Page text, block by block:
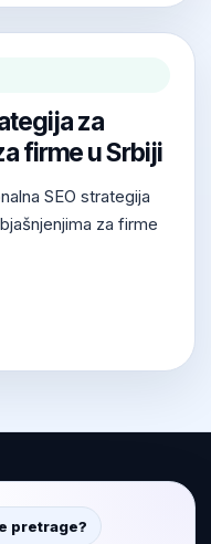
za
firme u Srbiji
SEO strategija
za firme
pretrage?